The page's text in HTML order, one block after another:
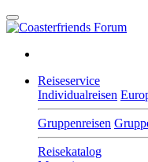
Reiseservice
Individualreisen
Gruppenreisen
Reisekatalog